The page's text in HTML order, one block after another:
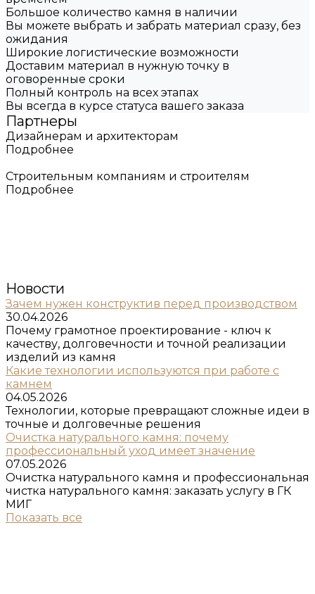
Большое количество камня в наличии
Вы можете выбрать и забрать материал сразу, без
ожидания
Широкие логистические возможности
Доставим материал в нужную точку в
оговоренные сроки
Полный контроль на всех этапах
Вы всегда в курсе статуса вашего заказа
Партнеры
Дизайнерам и архитекторам
Подробнее
Строительным компаниям и строителям
Подробнее
Новости
Зачем нужен конструктив перед производством
30.04.2026
Почему грамотное проектирование - ключ к
качеству, долговечности и точной реализации
изделий из камня
Какие технологии используются при работе с
камнем
04.05.2026
Технологии, которые превращают сложные идеи в
точные и долговечные решения
Очистка натурального камня: почему
профессиональный уход имеет значение
07.05.2026
Очистка натурального камня и профессиональная
чистка натурального камня: заказать услугу в ГК
МИГ
Показать все